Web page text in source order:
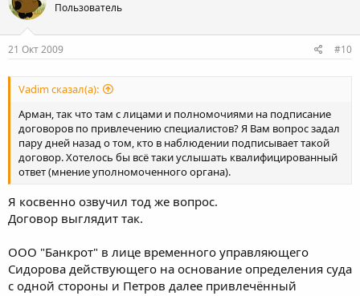
Пользователь
21 Окт 2009 #10
Vadim сказал(а):
Арман, так что там с лицами и полномочиями на подписание
договоров по привлечению специалистов? Я Вам вопрос задал
пару дней назад о том, кто в наблюдении подписывает такой
договор. Хотелось бы всё таки услышать квалифицированный
ответ (мнение уполномоченного органа).
Я косвенно озвучил тод же вопрос.
Договор выглядит так.
ООО "Банкрот" в лице временного управляющего
Сидорова действующего на основание определения суда
с одной стороны и Петров далее привлечённый